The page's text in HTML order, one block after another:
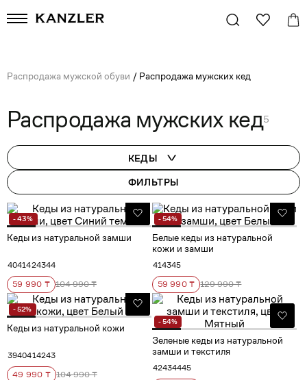
Распродажа мужской обуви / Распродажа мужских кед
Распродажа мужских кед5
КЕДЫ
ФИЛЬТРЫ
- 43%
Кеды из натуральной замши
4041424344
59 990 ₸ 104 990 ₸
- 54%
Белые кеды из натуральной
кожи и замши
414345
59 990 ₸ 129 990 ₸
- 52%
Кеды из натуральной кожи
3940414243
49 990 ₸ 104 990 ₸
- 54%
Зеленые кеды из натуральной
замши и текстиля
42434445